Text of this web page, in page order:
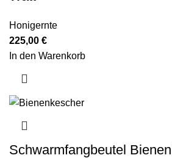
Honigernte
225,00 €
In den Warenkorb
Schwarmfangbeutel